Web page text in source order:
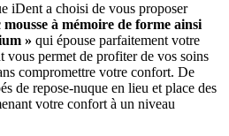
iDent a choisi de vous proposer
à mémoire de forme ainsi
» qui épouse parfaitement votre
vous permet de profiter de vos soins
compromettre votre confort. De
de repose-nuque en lieu et place des
votre confort à un niveau